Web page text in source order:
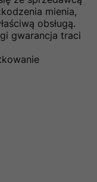
mienia,
obsługą.
gwarancja traci